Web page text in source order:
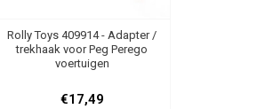
Rolly Toys 409914 - Adapter /
trekhaak voor Peg Perego
voertuigen
€17,49